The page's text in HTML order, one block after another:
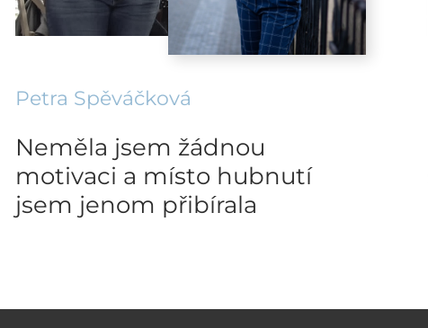
Petra Spěváčková
Neměla jsem žádnou
motivaci a místo hubnutí
jsem jenom přibírala